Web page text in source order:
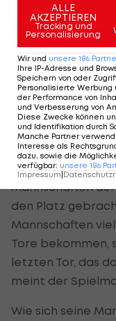
Liendl lobt
uns"
Die Kritik am
sportlichen
mindern, wie
Leib erfahren
"Es ging schon
Mannschaften
den Platz
Mannschaften
Tore bekommen,
letzten Tor, das
meint der
Wie sich seine
ALLE
AKZEPTIEREN
Tracking und
Personalisierung
Wir und unsere 186
Ihre IP-Adresse und
Speichern von oder
Personalisierte
der Performance von
und Verbesserung von
Diese Zwecke können
und Identifikation durch
Manche Partner
Interesse als
dazu, sowie die
verfügbar: unsere 186
Impressum|